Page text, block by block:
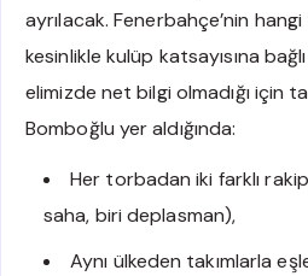
ayrılacak. Fenerbahçe’nin
kesinlikle kulüp katsayısına
elimizde net bilgi olmadığı için
Bomboğlu yer aldığında:
Her torbadan iki farklı
saha, biri deplasman),
Aynı ülkeden takımlarla